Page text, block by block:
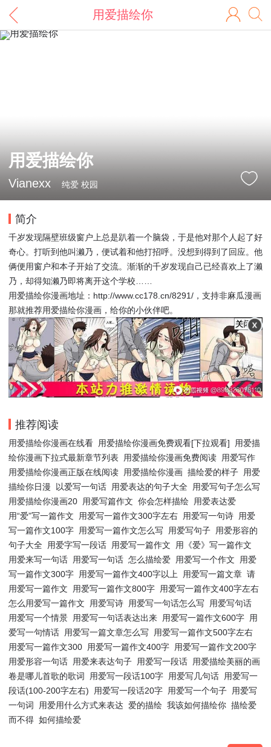
用爱描绘你
用爱描绘你
Vianexx 纯爱 校园
简介
千岁发现隔壁班级窗户上总是趴着一个脑袋，于是他对那个人起了好
奇心。打听到他叫濑乃，便试着和他打招呼。没想到得到了回应。他
俩便用窗户和本子开始了交流。渐渐的千岁发现自己已经喜欢上了濑
乃，却得知濑乃即将离开这个学校……
用爱描绘你漫画地址：http://www.cc178.cn/8291/，支持非麻瓜漫画
那就推荐用爱描绘你漫画，给你的小伙伴吧。
推荐阅读
用爱描绘你漫画在线看 用爱描绘你漫画免费观看[下拉观看]
用爱描
绘你漫画下拉式最新章节列表
用爱描绘你漫画免费阅读
用爱写作
用爱描绘你漫画正版在线阅读
用爱描绘你漫画 描绘爱的样子
用爱
描绘你日漫
以爱写一句话 用爱表达的句子大全
用爱写句子怎么写
用爱描绘你漫画20
用爱写篇作文 你会怎样描绘
用爱表达爱
用“爱”写一篇作文
用爱写一篇作文300字左右 用爱写一句诗
用爱
写一篇作文100字
用爱写一篇作文怎么写 用爱写句子
用爱形容的
句子大全
用爱字写一段话 用爱写一篇作文
用《爱》写一篇作文
用爱来写一句话
用爱写一句话 怎么描绘爱 用爱写一个作文
用爱
写一篇作文300字
用爱写一篇作文400字以上 用爱写一篇文章 请
用爱写一篇作文
用爱写一篇作文800字
用爱写一篇作文400字左右
怎么用爱写一篇作文
用爱写诗 用爱写一句话怎么写
用爱写句话
用爱写一个情景
用爱写一句话表达出来 用爱写一篇作文600字
用
爱写一句情话
用爱写一篇文章怎么写
用爱写一篇作文500字左右
用爱写一篇作文300
用爱写一篇作文400字
用爱写一篇作文200字
用爱形容一句话
用爱来表达句子 用爱写一段话
用爱描绘美丽的画
卷是哪儿首歌的歌词
用爱写一段话100字 用爱写几句话
用爱写一
段话(100-200字左右)
用爱写一段话20字 用爱写一个句子
用爱写
一句词
用爱用什么方式来表达 爱的描绘 我该如何描绘你 描绘爱
而不得 如何描绘爱